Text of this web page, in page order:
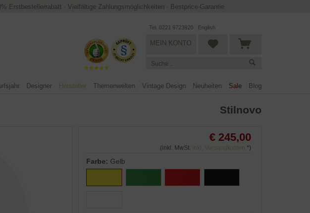
Erstbestellerrabatt · Vielfältige Zahlungsmöglichkeiten · Bestprice-Garantie
Tel. 0221 9723920 English
MEIN KONTO
Designer Hersteller Themenwelten Vintage Design Neuheiten Sale Blog
Stilnovo
€ 245,00
(inkl. MwSt. inkl. Versandkosten *)
Farbe: Gelb